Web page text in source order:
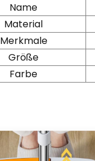
Name
Material
Merkmale
Größe
Farbe